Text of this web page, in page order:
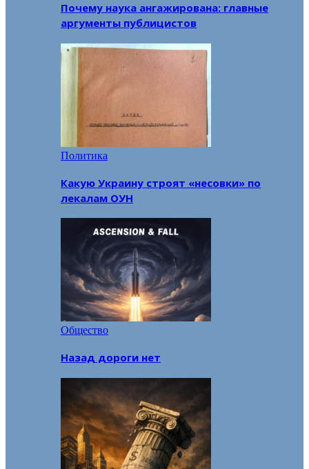
Почему наука ангажирована: главные
аргументы публицистов
Политика
Какую Украину строят «несовки» по
лекалам ОУН
Общество
Назад дороги нет